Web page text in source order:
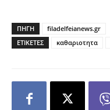
ΠΗΓΗ
filadelfeianews.gr
ΕΤΙΚΕΤΕΣ
καθαριοτητα